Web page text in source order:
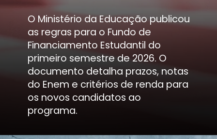
O Ministério da Educação publicou
as regras para o Fundo de
Financiamento Estudantil do
primeiro semestre de 2026. O
documento detalha prazos, notas
do Enem e critérios de renda para
os novos candidatos ao
programa.